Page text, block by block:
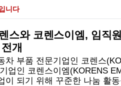
니다
스와 코렌스이엠, 임직
개
차 부품 전문기업인 코렌스
업인 코렌스이엠(KORENS
이 되기 위해 꾸준한 나눔 활